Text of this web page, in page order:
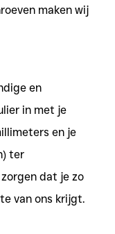
maken wij
en
in met je
en je
ter
dat je zo
van ons krijgt.